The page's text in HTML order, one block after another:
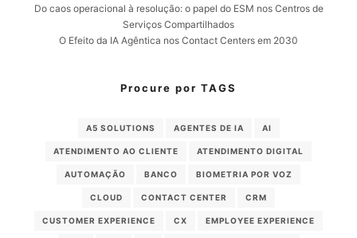
Do caos operacional à resolução: o papel do ESM nos Centros de
Serviços Compartilhados
O Efeito da IA Agêntica nos Contact Centers em 2030
Procure por TAGS
A5 SOLUTIONS AGENTES DE IA AI
ATENDIMENTO AO CLIENTE ATENDIMENTO DIGITAL
AUTOMAÇÃO BANCO BIOMETRIA POR VOZ
CLOUD CONTACT CENTER CRM
CUSTOMER EXPERIENCE CX EMPLOYEE EXPERIENCE